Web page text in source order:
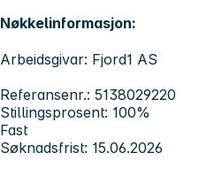
Nøkkelinformasjon:
Arbeidsgivar: Fjord1 AS
Referansenr.: 5138029220
Stillingsprosent: 100%
Fast
Søknadsfrist: 15.06.2026